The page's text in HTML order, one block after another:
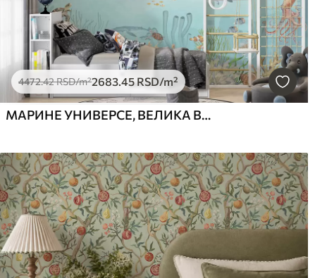
4472.42RSD/m²2683.45 RSD/m²
МАРИНЕ УНИВЕРСЕ, ВЕЛИКА ВХАЈИ, РИБЕ И КОРПЛЕ